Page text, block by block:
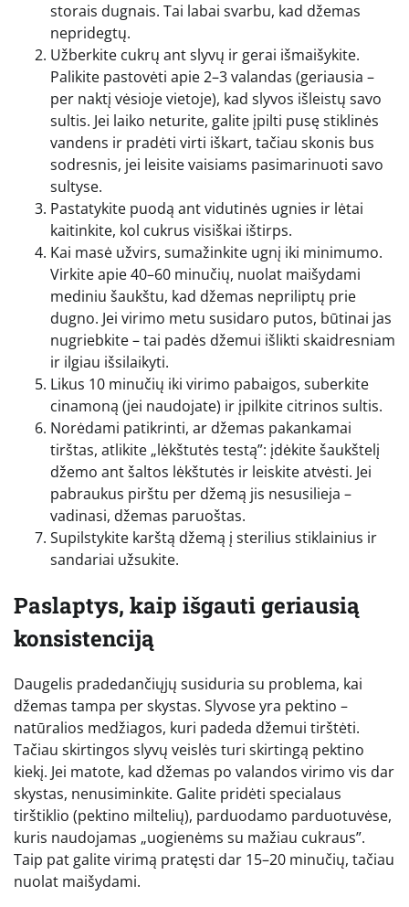
storais dugnais. Tai labai svarbu, kad džemas
nepridegtų.
Užberkite cukrų ant slyvų ir gerai išmaišykite.
Palikite pastovėti apie 2–3 valandas (geriausia –
per naktį vėsioje vietoje), kad slyvos išleistų savo
sultis. Jei laiko neturite, galite įpilti pusę stiklinės
vandens ir pradėti virti iškart, tačiau skonis bus
sodresnis, jei leisite vaisiams pasimarinuoti savo
sultyse.
Pastatykite puodą ant vidutinės ugnies ir lėtai
kaitinkite, kol cukrus visiškai ištirps.
Kai masė užvirs, sumažinkite ugnį iki minimumo.
Virkite apie 40–60 minučių, nuolat maišydami
mediniu šaukštu, kad džemas nepriliptų prie
dugno. Jei virimo metu susidaro putos, būtinai jas
nugriebkite – tai padės džemui išlikti skaidresniam
ir ilgiau išsilaikyti.
Likus 10 minučių iki virimo pabaigos, suberkite
cinamoną (jei naudojate) ir įpilkite citrinos sultis.
Norėdami patikrinti, ar džemas pakankamai
tirštas, atlikite „lėkštutės testą”: įdėkite šaukštelį
džemo ant šaltos lėkštutės ir leiskite atvėsti. Jei
pabraukus pirštu per džemą jis nesusilieja –
vadinasi, džemas paruoštas.
Supilstykite karštą džemą į sterilius stiklainius ir
sandariai užsukite.
Paslaptys, kaip išgauti geriausią
konsistenciją
Daugelis pradedančiųjų susiduria su problema, kai
džemas tampa per skystas. Slyvose yra pektino –
natūralios medžiagos, kuri padeda džemui tirštėti.
Tačiau skirtingos slyvų veislės turi skirtingą pektino
kiekį. Jei matote, kad džemas po valandos virimo vis dar
skystas, nenusiminkite. Galite pridėti specialaus
tirštiklio (pektino miltelių), parduodamo parduotuvėse,
kuris naudojamas „uogienėms su mažiau cukraus”.
Taip pat galite virimą pratęsti dar 15–20 minučių, tačiau
nuolat maišydami.